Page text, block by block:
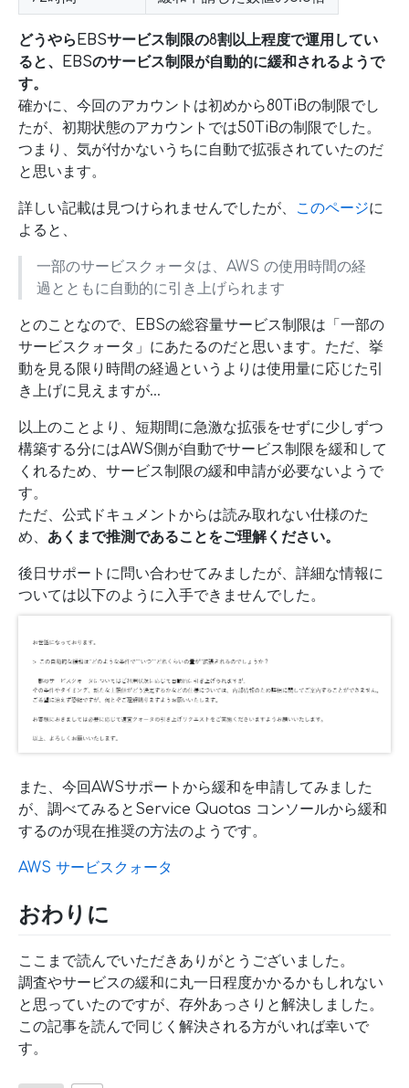
どうやらEBSサービス制限の8割以上程度で運用してい
ると、EBSのサービス制限が自動的に緩和されるようで
す。
確かに、今回のアカウントは初めから80TiBの制限でし
たが、初期状態のアカウントでは50TiBの制限でした。
つまり、気が付かないうちに自動で拡張されていたのだ
と思います。
詳しい記載は見つけられませんでしたが、 このページに
よると、
一部のサービスクォータは、AWS の使用時間の経
過とともに自動的に引き上げられます
とのことなので、EBSの総容量サービス制限は「一部の
サービスクォータ」にあたるのだと思います。ただ、挙
動を見る限り時間の経過というよりは使用量に応じた引
き上げに見えますが…
以上のことより、短期間に急激な拡張をせずに少しずつ
構築する分にはAWS側が自動でサービス制限を緩和して
くれるため、サービス制限の緩和申請が必要ないようで
す。
ただ、公式ドキュメントからは読み取れない仕様のた
め、 あくまで推測であることをご理解ください。
後日サポートに問い合わせてみましたが、詳細な情報に
ついては以下のように入手できませんでした。
また、今回AWSサポートから緩和を申請してみました
が、調べてみるとService Quotas コンソールから緩和
するのが現在推奨の方法のようです。
AWS サービスクォータ
おわりに
ここまで読んでいただきありがとうございました。
調査やサービスの緩和に丸一日程度かかるかもしれない
と思っていたのですが、存外あっさりと解決しました。
この記事を読んで同じく解決される方がいれば幸いで
す。